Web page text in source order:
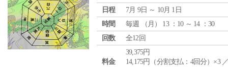
日程
7月 9日 ～ 10月 1日
時間
毎週 （ 月 ） 13 ：10 ～ 14 ：30
回数
全12回
料金
39,375円
14,175円（分割支払：4回分）×3